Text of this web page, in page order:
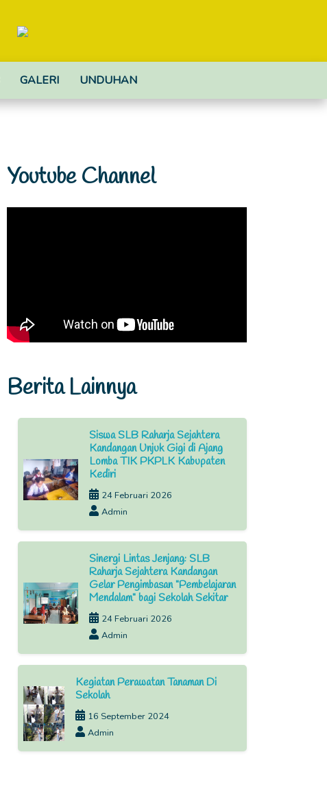
GALERI UNDUHAN
Youtube Channel
Berita Lainnya
Siswa SLB Raharja Sejahtera
Kandangan Unjuk Gigi di Ajang
Lomba TIK PKPLK Kabupaten
Kediri
24 Februari 2026
Admin
Sinergi Lintas Jenjang: SLB
Raharja Sejahtera Kandangan
Gelar Pengimbasan "Pembelajaran
Mendalam" bagi Sekolah Sekitar
24 Februari 2026
Admin
Kegiatan Perawatan Tanaman Di
Sekolah
16 September 2024
Admin